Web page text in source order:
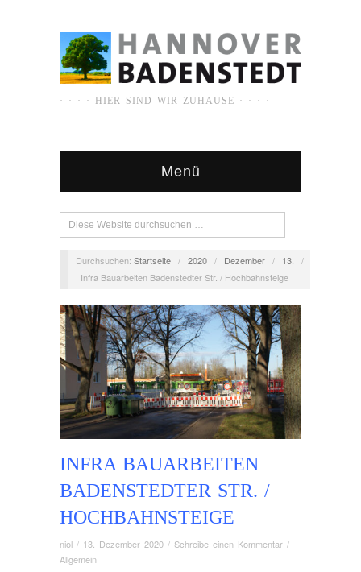
· · · · HIER SIND WIR ZUHAUSE · · · ·
Menü
Durchsuchen: Startseite / 2020 / Dezember / 13.
/
Infra Bauarbeiten Badenstedter Str. / Hochbahnsteige
INFRA BAUARBEITEN
BADENSTEDTER STR. /
HOCHBAHNSTEIGE
niol / 13. Dezember 2020 / Schreibe einen Kommentar /
Allgemein